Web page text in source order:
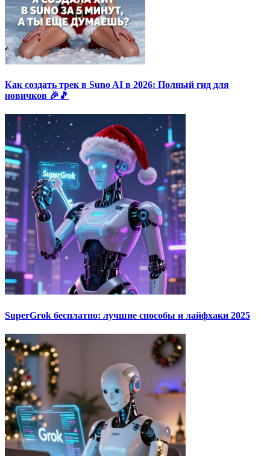
Как создать трек в Suno AI в 2026: Полный гид для
новичков 🎉🎵
SuperGrok бесплатно: лучшие способы и лайфхаки 2025